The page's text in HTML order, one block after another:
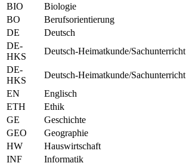
BIO
Biologie
BO
Berufsorientierung
DE
Deutsch
DE-
HKS
Deutsch-Heimatkunde/Sachunterricht
DE-
HKS
Deutsch-Heimatkunde/Sachunterricht
EN
Englisch
ETH
Ethik
GE
Geschichte
GEO
Geographie
HW
Hauswirtschaft
INF
Informatik